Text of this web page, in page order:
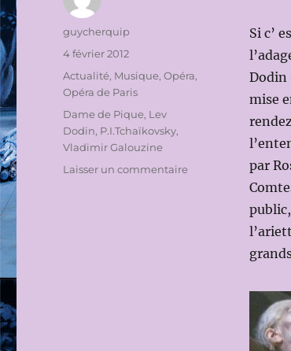
Si c’
Dodin
mise
par
Auteur
guycherquip
Publié
4 février 2012
Catégories
Actualité, Musique,Opéra,
Opéra de Paris
Étiquettes
Dame de Pique, Lev
Dodin, P.I.Tchaïkovsky,
Vladimir Galouzine
Laisser un commentairesur